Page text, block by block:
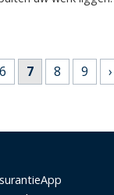
6 7 8 9 ›